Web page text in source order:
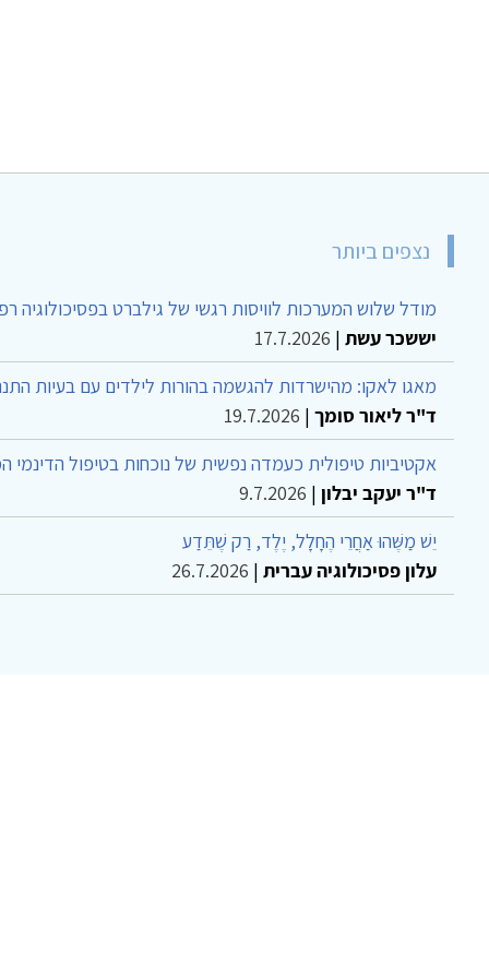
נצפים ביותר
מודל שלוש המערכות לוויסות רגשי של גילברט בפסיכולוגיה
יששכר עשת |
17.7.2026
מאגו לאקו: מהישרדות להגשמה בהורות לילדים עם בעיות
ד"ר ליאור סומך |
19.7.2026
אקטיביות טיפולית כעמדה נפשית של נוכחות בטיפול הדינמי
ד"ר יעקב יבלון |
9.7.2026
יֵשׁ מַשֶּׁהוּ אַחֲרֵי הֶחָלָל, יֶלֶד, רַק שֶׁתֵּדַע
עלון פסיכולוגיה עברית |
26.7.2026